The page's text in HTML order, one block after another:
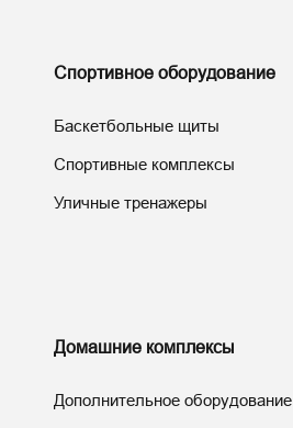
Спортивное оборудование
Баскетбольные щиты
Спортивные комплексы
Уличные тренажеры
Домашние комплексы
Дополнительное оборудование